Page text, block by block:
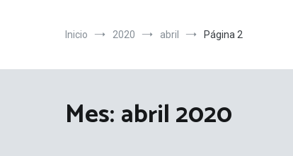
Inicio 2020 abril Página 2
Mes:abril 2020